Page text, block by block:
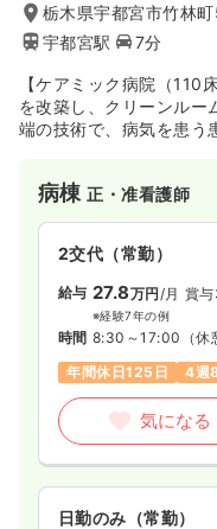
栃木県宇都宮市竹林
宇都宮駅
7分
【ケアミック病院（110
を改築し、クリーンルー
端の技術で、病気を患う
病棟正・准看護師
2交代（常勤）
給与 27.8万円 /月 賞
※経験7年の例
時間 8:30～17:00 （
年間休日125日
4週
気になる
日勤のみ（常勤）